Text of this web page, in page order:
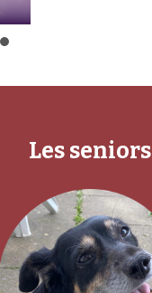
Les seniors